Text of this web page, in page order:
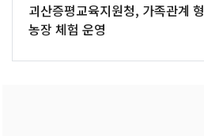
괴산증평교육지원청, 가족관계
농장 체험 운영